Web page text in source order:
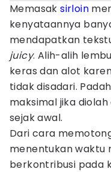
Memasaksirloin
kenyataannya
mendapatkan
juicy. Alih-alih
keras dan alot
tidak disadari.
maksimal jika
sejak awal.
Dari cara
menentukan waktu
berkontribusi pada